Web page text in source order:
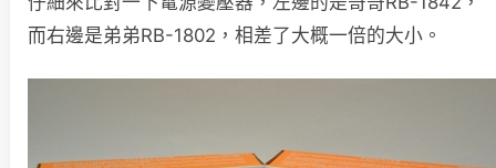
而右邊是弟弟RB-1802，相差了大概一倍的大小。